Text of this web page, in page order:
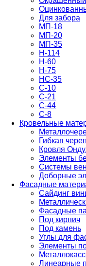
Для забора
МП-18
МП-20
МП-35
Н-114
Н-60
Н-75
НС-35
С-10
С-21
С-44
С-8
Кровельные
Гибкая
Кровля
Элементы
Системы
Доборные
Фасадные
Сайдинг
Фасадные
Под кирпич
Под камень
Углы для
Элементы
Линеарные